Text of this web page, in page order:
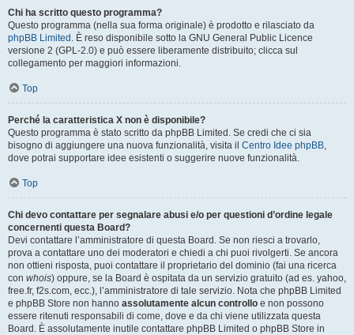
Chi ha scritto questo programma?
Questo programma (nella sua forma originale) è prodotto e rilasciato da
phpBB Limited . È reso disponibile sotto la GNU General Public Licence
versione 2 (GPL-2.0) e può essere liberamente distribuito; clicca sul
collegamento per maggiori informazioni.
Top
Perché la caratteristica X non è disponibile?
Questo programma è stato scritto da phpBB Limited. Se credi che ci sia
bisogno di aggiungere una nuova funzionalità, visita il Centro Idee phpBB,
dove potrai supportare idee esistenti o suggerire nuove funzionalità.
Top
Chi devo contattare per segnalare abusi e/o per questioni d’ordine legale
concernenti questa Board?
Devi contattare l’amministratore di questa Board. Se non riesci a trovarlo,
prova a contattare uno dei moderatori e chiedi a chi puoi rivolgerti. Se ancora
non ottieni risposta, puoi contattare il proprietario del dominio (fai una ricerca
con whois) oppure, se la Board è ospitata da un servizio gratuito (ad es. yahoo,
free.fr, f2s.com, ecc.), l’amministratore di tale servizio. Nota che phpBB Limited
e phpBB Store non hanno assolutamente alcun controllo e non possono
essere ritenuti responsabili di come, dove e da chi viene utilizzata questa
Board. È assolutamente inutile contattare phpBB Limited o phpBB Store in